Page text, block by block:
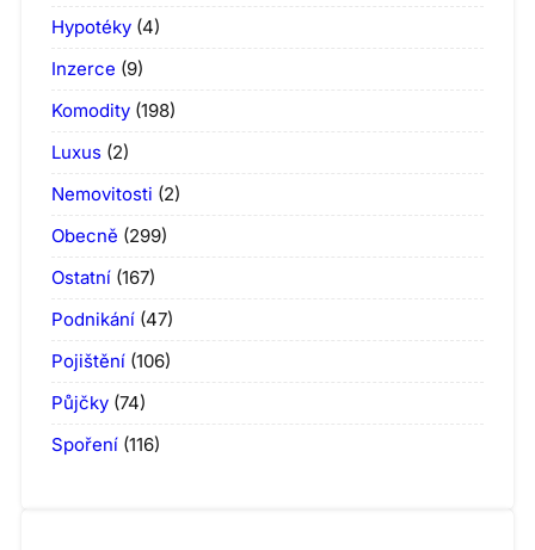
Hypotéky (4)
Inzerce (9)
Komodity (198)
Luxus (2)
Nemovitosti (2)
Obecně (299)
Ostatní (167)
Podnikání (47)
Pojištění (106)
Půjčky (74)
Spoření (116)